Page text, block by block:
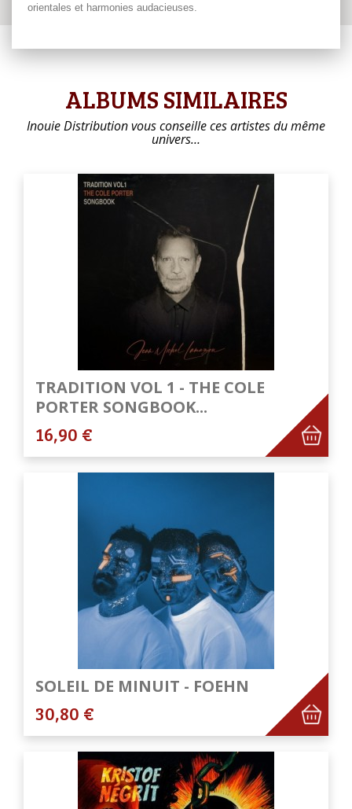
orientales et harmonies audacieuses.
ALBUMS SIMILAIRES
Inouie Distribution vous conseille ces artistes du même
univers…
TRADITION VOL 1 - THE COLE
PORTER SONGBOOK...
16,90 €
SOLEIL DE MINUIT - FOEHN
30,80 €